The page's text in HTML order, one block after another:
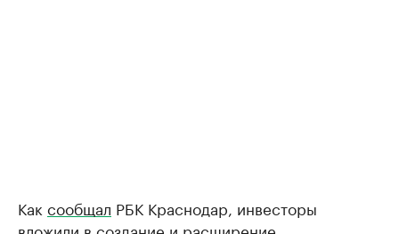
Как сообщал РБК Краснодар, инвесторы